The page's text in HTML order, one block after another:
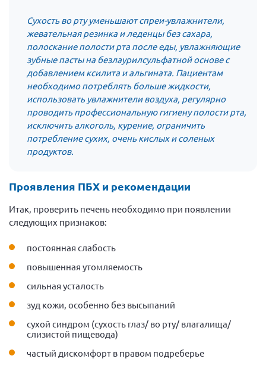
Сухость во рту уменьшают спреи-увлажнители,
жевательная резинка и леденцы без сахара,
полоскание полости рта после еды, увлажняющие
зубные пасты на безлаурилсульфатной основе с
добавлением ксилита и альгината. Пациентам
необходимо потреблять больше жидкости,
использовать увлажнители воздуха, регулярно
проводить профессиональную гигиену полости рта,
исключить алкоголь, курение, ограничить
потребление сухих, очень кислых и соленых
продуктов.
Проявления ПБХ и рекомендации
Итак, проверить печень необходимо при появлении
следующих признаков:
постоянная слабость
повышенная утомляемость
сильная усталость
зуд кожи, особенно без высыпаний
сухой синдром (сухость глаз/ во рту/ влагалища/
слизистой пищевода)
частый дискомфорт в правом подреберье